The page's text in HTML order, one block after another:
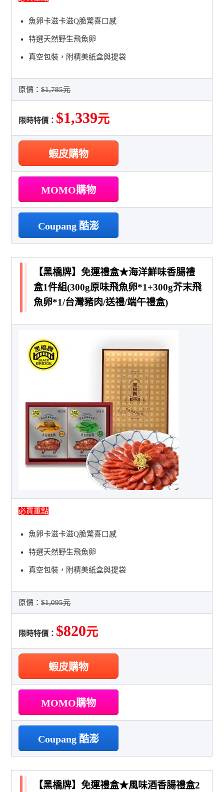
魚卵卡滋卡滋Q脆驚喜口感
特選天然野生飛魚卵
真空包裝，附精美紙盒與提袋
原價：$1,785元
限時特價： $1,339元
蝦皮購物
MOMO購物
Coupang 酷澎
【黑橋牌】免運禮盒★海洋鮮味香腸禮
盒1件組(300g原味飛魚卵*1+300g芥末飛
魚卵*1/台灣豬肉/送禮/端午禮盒)
必買重點
魚卵卡滋卡滋Q脆驚喜口感
特選天然野生飛魚卵
真空包裝，附精美紙盒與提袋
原價：$1,095元
限時特價： $820元
蝦皮購物
MOMO購物
Coupang 酷澎
【黑橋牌】免運禮盒★風味酒香腸禮盒2